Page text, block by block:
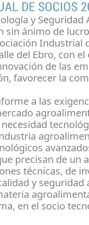
DE SOCIOS
y
sin ánimo de
Industrial
del Ebro, con
de las
favorecer la
a las
precisan de un
técnicas, de
y seguridad
en el socio